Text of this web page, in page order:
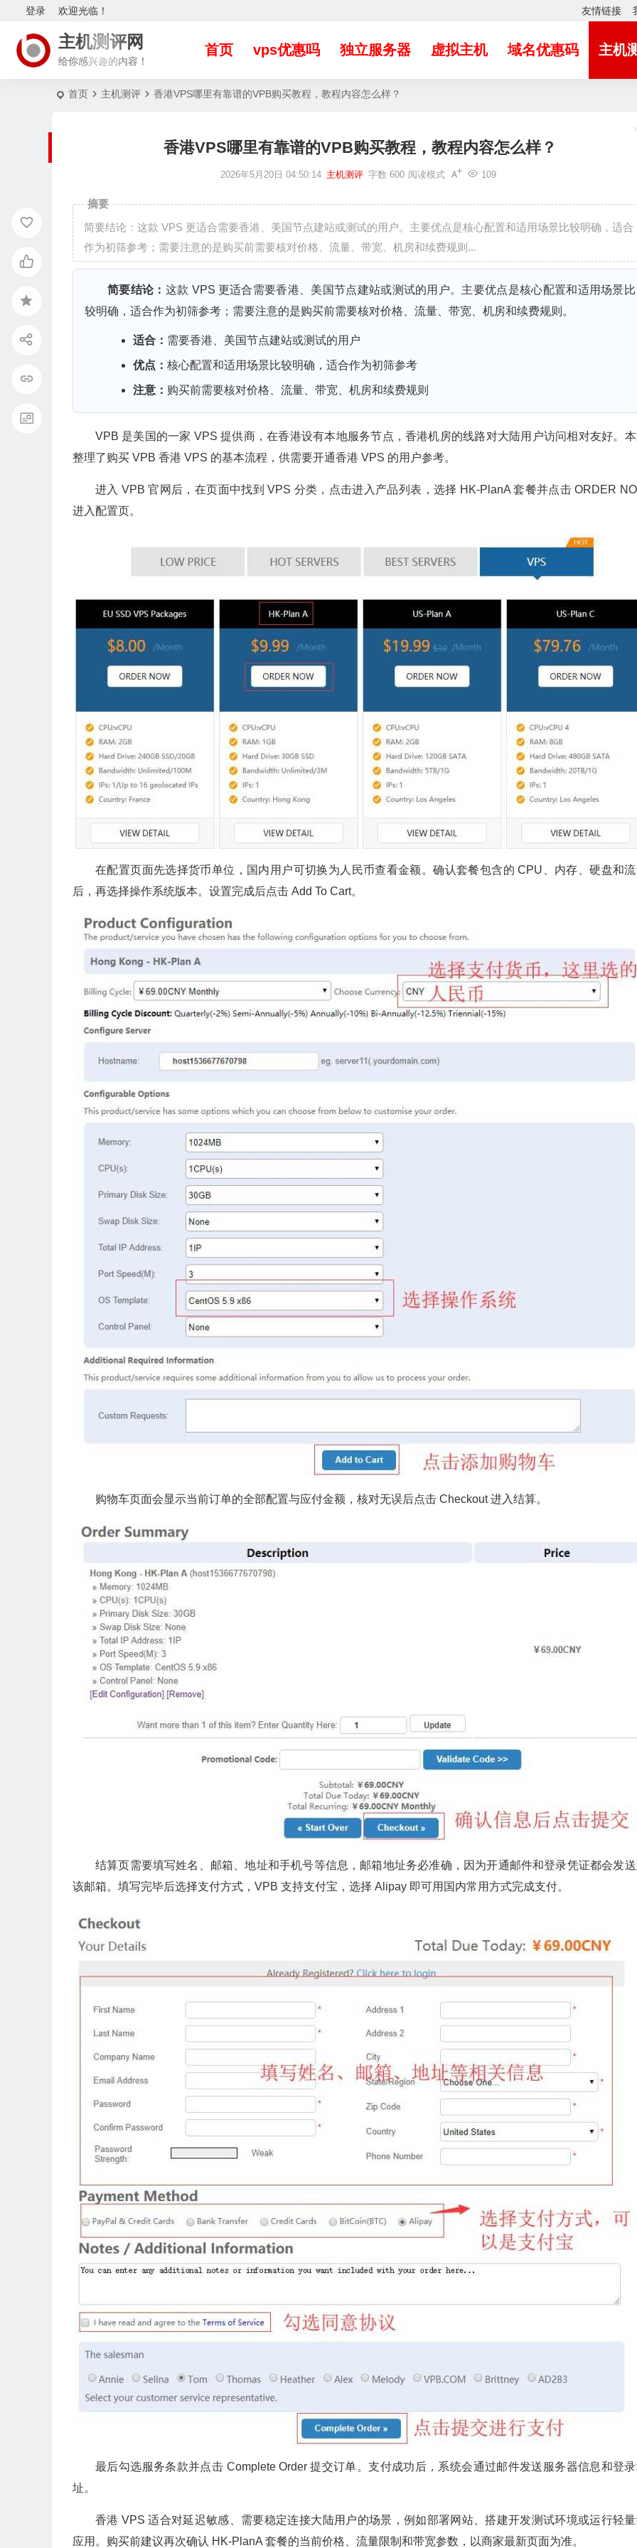
欢迎光临！
登录 友情链接
主机测评网
给你感兴趣的内容！
首页 vps优惠吗 独立服务器 虚拟主机 域名优惠码 主机
首页 主机测评 香港VPS哪里有靠谱的VPB购买教程，教程内容怎么样？
香港VPS哪里有靠谱的VPB购买教程，教程内容怎么样？
2026年5月20日 04:50:14 主机测评 109
字数 600 阅读模式
摘要
简要结论：这款 VPS 更适合需要香港、美国节点建站或测试的用户。主要优点是核心配置和适用场景比较明确，适合
作为初筛参考；需要注意的是购买前需要核对价格、流量、带宽、机房和续费规则...
简要结论： 这款 VPS 更适合需要香港、美国节点建站或测试的用户。主要优点是核心配置和适用场景比
较明确，适合作为初筛参考；需要注意的是购买前需要核对价格、流量、带宽、机房和续费规则。
适合： 需要香港、美国节点建站或测试的用户
优点： 核心配置和适用场景比较明确，适合作为初筛参考
注意： 购买前需要核对价格、流量、带宽、机房和续费规则
VPB 是美国的一家 VPS 提供商，在香港设有本地服务节点，香港机房的线路对大陆用户访问相对友好。
整理了购买 VPB 香港 VPS 的基本流程，供需要开通香港 VPS 的用户参考。
进入 VPB 官网后，在页面中找到 VPS 分类，点击进入产品列表，选择 HK-PlanA 套餐并点击 ORDER
进入配置页。
在配置页面先选择货币单位，国内用户可切换为人民币查看金额。确认套餐包含的 CPU、内存、硬盘和
后，再选择操作系统版本。设置完成后点击 Add To Cart。
购物车页面会显示当前订单的全部配置与应付金额，核对无误后点击 Checkout 进入结算。
结算页需要填写姓名、邮箱、地址和手机号等信息，邮箱地址务必准确，因为开通邮件和登录凭证都会发
该邮箱。填写完毕后选择支付方式，VPB 支持支付宝，选择 Alipay 即可用国内常用方式完成支付。
最后勾选服务条款并点击 Complete Order 提交订单。支付成功后，系统会通过邮件发送服务器信息和登
址。
香港 VPS 适合对延迟敏感、需要稳定连接大陆用户的场景，例如部署网站、搭建开发测试环境或运行轻
应用。购买前建议再次确认 HK-PlanA 套餐的当前价格、流量限制和带宽参数，以商家最新页面为准。